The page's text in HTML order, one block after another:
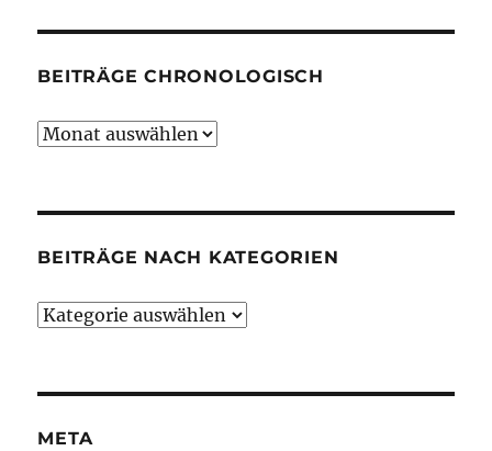
BEITRÄGE CHRONOLOGISCH
Beiträge
BEITRÄGE NACH KATEGORIEN
Beiträge
META